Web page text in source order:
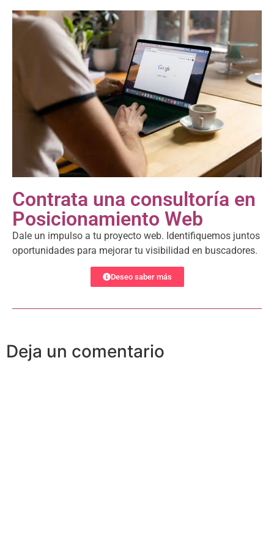
Contrata una consultoría en
Posicionamiento Web
Dale un impulso a tu proyecto web. Identifiquemos juntos
oportunidades para mejorar tu visibilidad en buscadores.
Deseo saber más
Deja un comentario